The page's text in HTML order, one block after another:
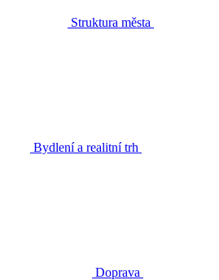
Struktura města
Bydlení a realitní trh
Doprava